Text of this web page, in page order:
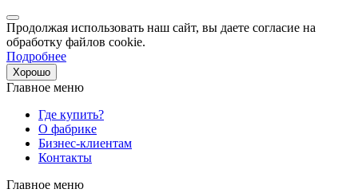
Продолжая использовать наш сайт, вы даете согласие на
обработку файлов cookie.
Подробнее
Хорошо
Главное меню
Где купить?
О фабрике
Бизнес-клиентам
Контакты
Главное меню